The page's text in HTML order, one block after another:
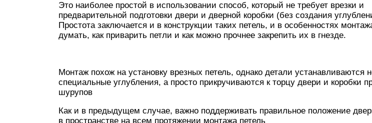
Это наиболее простой в использовании способ, который не требует врезки и
предварительной подготовки двери и дверной коробки (без создания
Простота заключается и в конструкции таких петель, и в особенностях
думать, как приварить петли и как можно прочнее закрепить их в гнезде.
Монтаж похож на установку врезных петель, однако детали устанавливаются
специальные углубления, а просто прикручиваются к торцу двери и коробки
шурупов
Как и в предыдущем случае, важно поддерживать правильное положение
в пространстве на всем протяжении монтажа петель